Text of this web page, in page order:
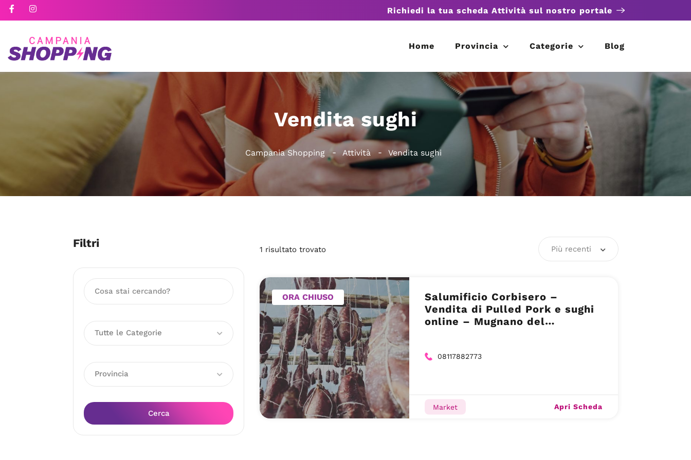
Richiedi la tua scheda Attività sul nostro portale
Home Provincia Categorie Blog
Vendita sughi
Campania Shopping Attività Vendita sughi
Filtri
Tutte le Categorie
Provincia
Cerca
1 risultato trovato Più recenti
ORA CHIUSO
Salumificio Corbisero –
Vendita di Pulled Pork e sughi
online – Mugnano del
08117882773
Market Apri Scheda